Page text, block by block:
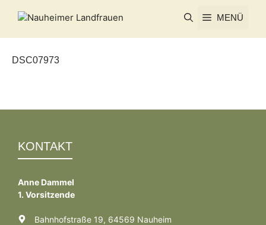
Inhalt
MENÜ
DSC07973
KONTAKT
Anne Dammel
1. Vorsitzende
Bahnhofstraße 19, 64569 Nauheim